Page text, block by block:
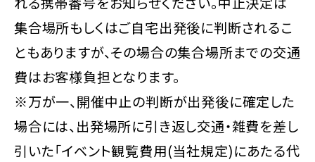
集合場所もしくはご自宅出発後に判断されるこ
ともありますが、その場合の集合場所までの交通
費はお客様負担となります。
※万が一、開催中止の判断が出発後に確定した
場合には、出発場所に引き返し交通・雑費を差し
引いた「イベント観覧費用(当社規定)にあたる代